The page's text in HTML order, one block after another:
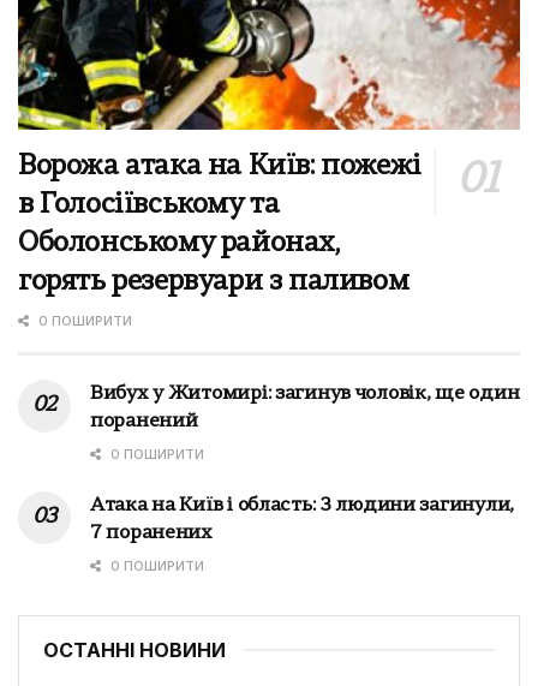
Ворожа атака на Київ: пожежі
в Голосіївському та
Оболонському районах,
горять резервуари з паливом
0 ПОШИРИТИ
Вибух у Житомирі: загинув чоловік, ще один
поранений
0 ПОШИРИТИ
Атака на Київ і область: 3 людини загинули,
7 поранених
0 ПОШИРИТИ
ОСТАННІ НОВИНИ